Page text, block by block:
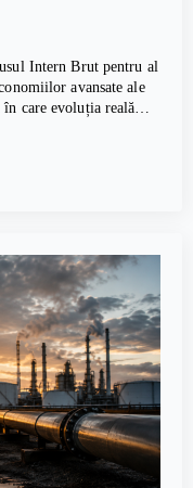
Intern Brut pentru al
avansate ale
în care evoluția reală…